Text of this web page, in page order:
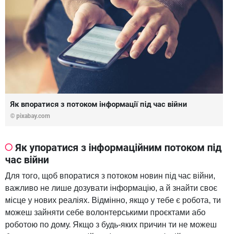
Як впоратися з потоком інформації під час війни
© pixabay.com
Як упоратися з інформаційним потоком під
час війни
Для того, щоб впоратися з потоком новин під час війни,
важливо не лише дозувати інформацію, а й знайти своє
місце у нових реаліях. Відмінно, якщо у тебе є робота, ти
можеш зайняти себе волонтерськими проєктами або
роботою по дому. Якщо з будь-яких причин ти не можеш